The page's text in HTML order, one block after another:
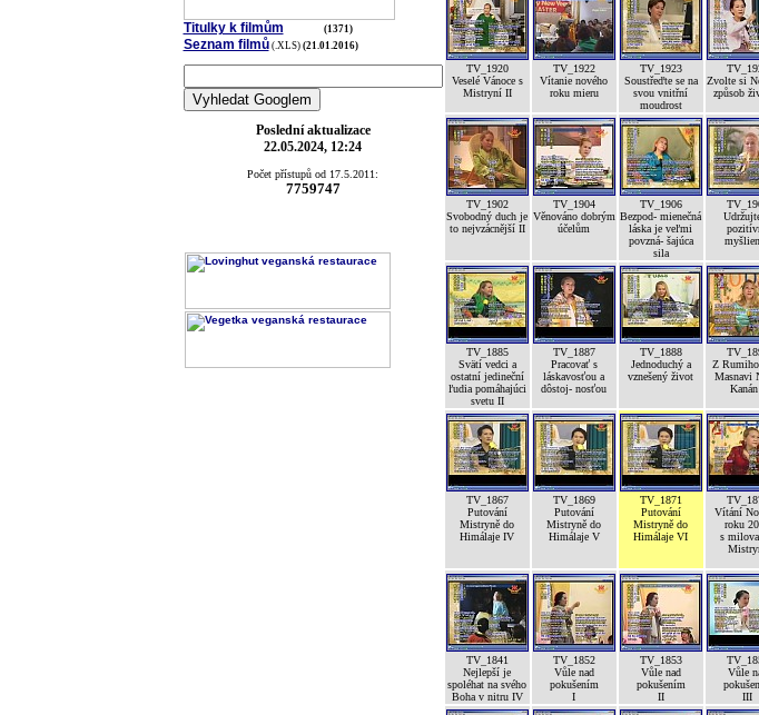
Titulky k filmům (1371)
Seznam filmů (.XLS) (21.01.2016)
Poslední aktualizace
22.05.2024, 12:24
Počet přístupů od 17.5.2011:
7759747
TV_1920
Veselé Vánoce s
Mistryní II
TV_1922
Vítanie nového
roku mieru
TV_1923
Soustřeďte se na
svou vnitřní
moudrost
Zvolte si
způsob
TV_1902
Svobodný duch je
to nejvzácnější II
TV_1904
Věnováno dobrým
účelům
TV_1906
Bezpod- mienečná
láska je veľmi
povzná- šajúca
sila
TV_1885
Svätí vedci a
ostatní jedineční
ľudia pomáhajúci
svetu II
TV_1887
Pracovať s
láskavosťou a
dôstoj- nosťou
TV_1888
Jednoduchý a
vznešený život
Z
Masnavi
TV_1867
Putování
Mistryně do
Himálaje IV
TV_1869
Putování
Mistryně do
Himálaje V
TV_1871
Putování
Mistryně do
Himálaje VI
Vítání
roku
s
TV_1841
Nejlepší je
spoléhat na svého
Boha v nitru IV
TV_1852
Vůle nad
pokušením
I
TV_1853
Vůle nad
pokušením
II
Vůle
III